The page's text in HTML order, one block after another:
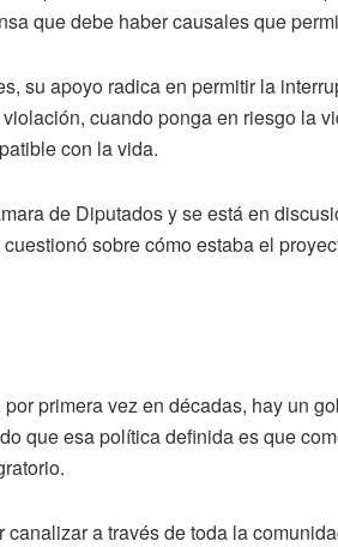
que debe haber causales que
su apoyo radica en permitir la
cuando ponga en riesgo la
con la vida.
de Diputados y se está en
sobre cómo estaba el
primera vez en décadas, hay un
que esa política definida es que
canalizar a través de toda la